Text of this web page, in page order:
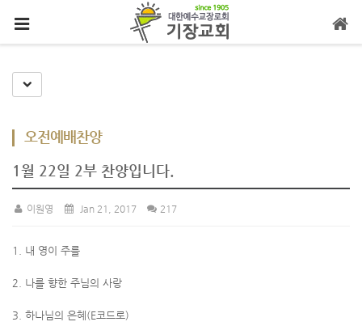
Toggle Dropdown
오전예배찬양
1월 22일 2부 찬양입니다.
이원영 Jan 21, 2017 217
1. 내 영이 주를
2. 나를 향한 주님의 사랑
3. 하나님의 은혜(E코드로)